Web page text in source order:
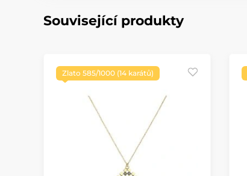
Související produkty
Zlato 585/1000 (14 karátů)